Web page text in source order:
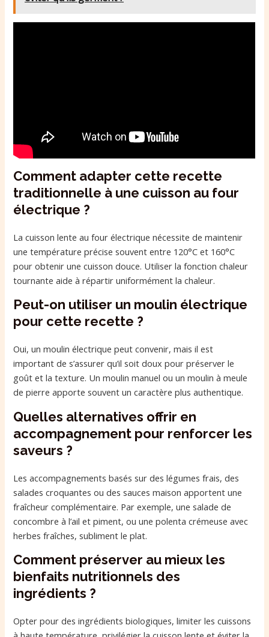
Comment adapter cette recette
traditionnelle à une cuisson au four
électrique ?
La cuisson lente au four électrique nécessite de maintenir
une température précise souvent entre 120°C et 160°C
pour obtenir une cuisson douce. Utiliser la fonction chaleur
tournante aide à répartir uniformément la chaleur.
Peut-on utiliser un moulin électrique
pour cette recette ?
Oui, un moulin électrique peut convenir, mais il est
important de s’assurer qu’il soit doux pour préserver le
goût et la texture. Un moulin manuel ou un moulin à meule
de pierre apporte souvent un caractère plus authentique.
Quelles alternatives offrir en
accompagnement pour renforcer les
saveurs ?
Les accompagnements basés sur des légumes frais, des
salades croquantes ou des sauces maison apportent une
fraîcheur complémentaire. Par exemple, une salade de
concombre à l’ail et piment, ou une polenta crémeuse avec
herbes fraîches, subliment le plat.
Comment préserver au mieux les
bienfaits nutritionnels des
ingrédients ?
Opter pour des ingrédients biologiques, limiter les cuissons